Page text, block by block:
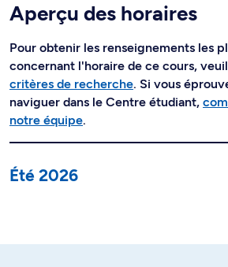
Aperçu des horaires
Pour obtenir les renseignements les
concernant l'horaire de ce cours,
critères de recherche. Si vous
naviguer dans le Centre étudiant,
notre équipe.
Été 2026